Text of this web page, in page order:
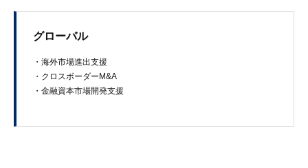
グローバル
・海外市場進出支援
・クロスボーダーM&A
・金融資本市場開発支援